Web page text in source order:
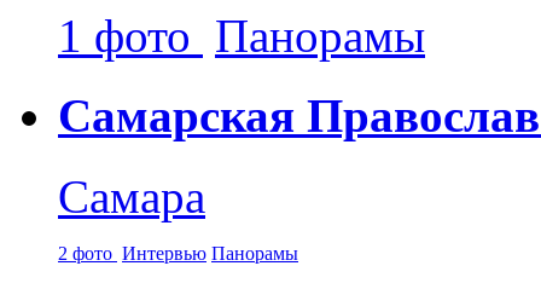
1 фото Панорамы
Самарская
Самара
2 фото Интервью Панорамы